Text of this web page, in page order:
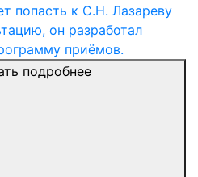
попасть к С.Н. Лазареву
он разработал
приёмов.
Узнать подробнее